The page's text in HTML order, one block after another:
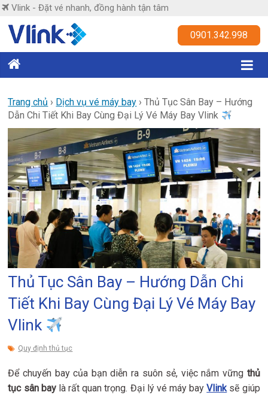
Skip
content
Vlink - Đặt vé nhanh, đồng hành tận tâm
Vlink
nhanh,
đồng
hành
tận
tâm
0901.342.998
Trang chủ › Dịch vụ vé máy bay ›Thủ Tục Sân Bay – Hướng
Dẫn Chi Tiết Khi Bay Cùng Đại Lý Vé Máy Bay Vlink
Thủ Tục Sân Bay – Hướng Dẫn Chi
Tiết Khi Bay Cùng Đại Lý Vé Máy Bay
Vlink
Quy định thủ tục
Để chuyến bay của bạn diễn ra suôn sẻ, việc nắm vững thủ
tục sân baylà rất quan trọng. Đại lý vé máy bayVlinksẽ giúp